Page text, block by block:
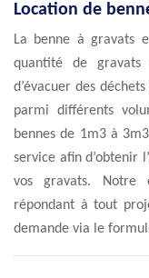
Location de
La benne à gravats
quantité de
d’évacuer des
parmi différents
bennes de 1m3 à
service afin d’obtenir
vos gravats. Notre
répondant à tout
demande via le